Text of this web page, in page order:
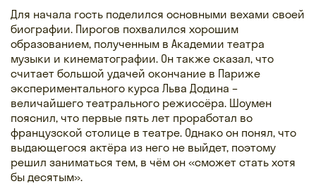
Для начала гость поделился основными вехами своей
биографии. Пирогов похвалился хорошим
образованием, полученным в Академии театра
музыки и кинематографии. Он также сказал, что
считает большой удачей окончание в Париже
экспериментального курса Льва Додина –
величайшего театрального режиссёра. Шоумен
пояснил, что первые пять лет проработал во
французской столице в театре. Однако он понял, что
выдающегося актёра из него не выйдет, поэтому
решил заниматься тем, в чём он «сможет стать хотя
бы десятым».